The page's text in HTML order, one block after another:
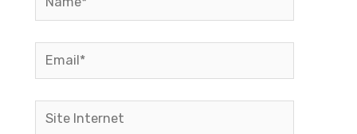
Email*
Site
Internet